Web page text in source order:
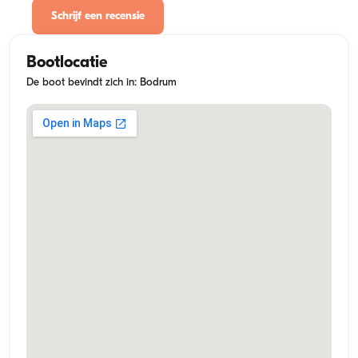
Schrijf een recensie
Bootlocatie
De boot bevindt zich in: Bodrum